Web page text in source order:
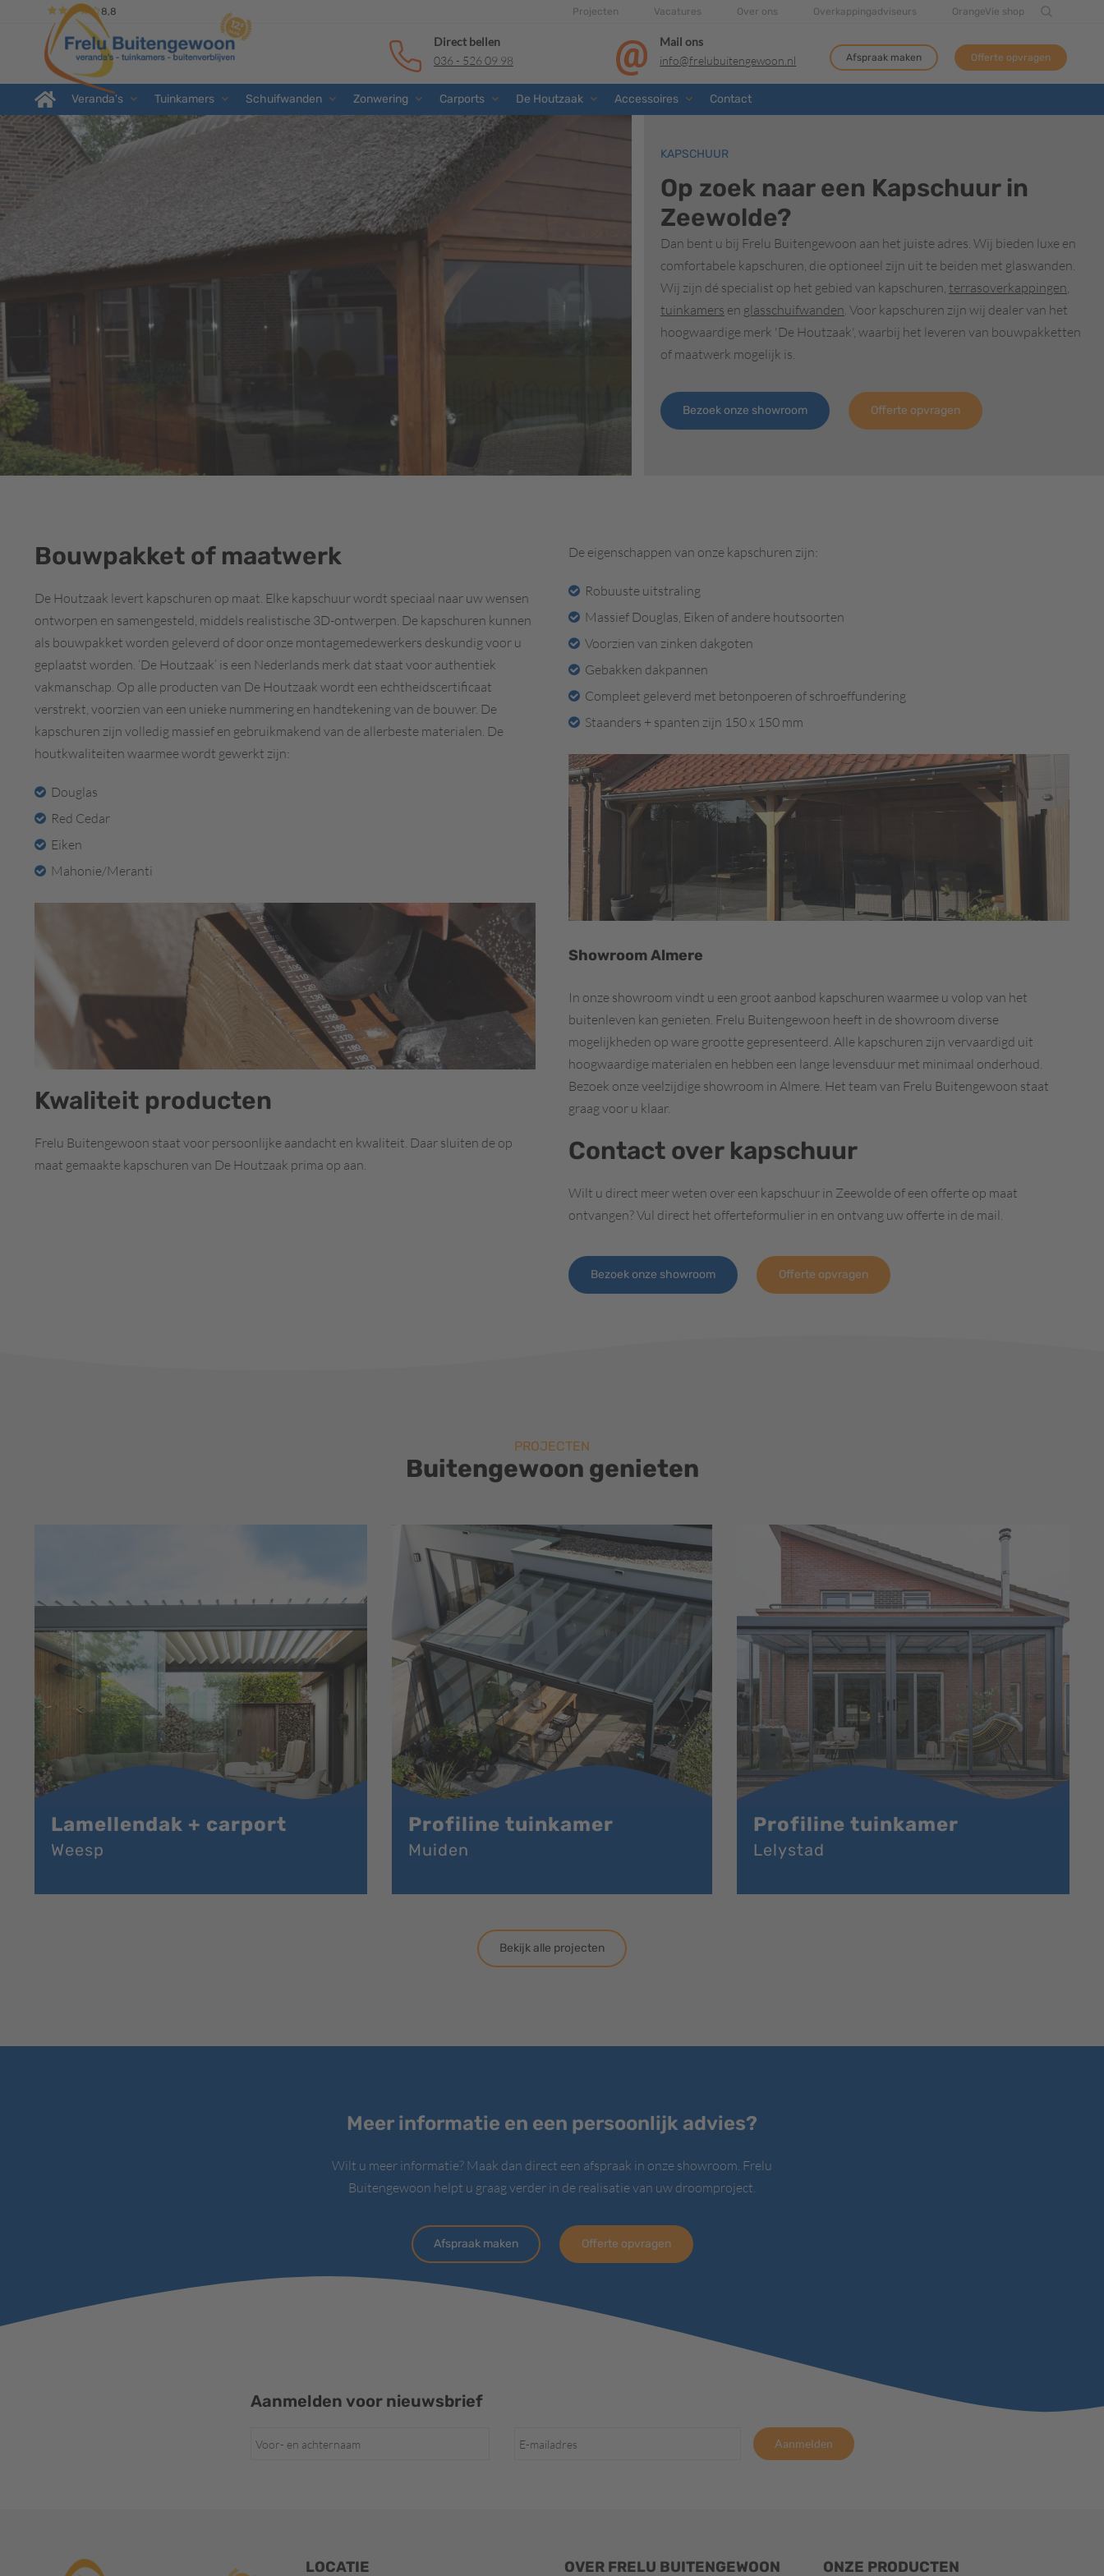
8,8 Projecten Vacatures Over ons Overkappingadviseurs OrangeVie shop
Direct bellen
036 - 526 09 98
Mail ons
info@frelubuitengewoon.nl
Afspraak maken Offerte opvragen
Veranda's Tuinkamers Schuifwanden Zonwering Carports De Houtzaak Accessoires Contact
KAPSCHUUR
Op zoek naar een Kapschuur in
Zeewolde?
Dan bent u bij Frelu Buitengewoon aan het juiste adres. Wij bieden luxe en
comfortabele kapschuren, die optioneel zijn uit te beiden met glaswanden.
Wij zijn dé specialist op het gebied van kapschuren, terrasoverkappingen,
tuinkamers en glasschuifwanden. Voor kapschuren zijn wij dealer van het
hoogwaardige merk 'De Houtzaak', waarbij het leveren van bouwpakketten
of maatwerk mogelijk is.
Bezoek onze showroom Offerte opvragen
Bouwpakket of maatwerk
De Houtzaak levert kapschuren op maat. Elke kapschuur wordt speciaal naar uw wensen
ontworpen en samengesteld, middels realistische 3D-ontwerpen. De kapschuren kunnen
als bouwpakket worden geleverd of door onze montagemedewerkers deskundig voor u
geplaatst worden. ‘De Houtzaak’ is een Nederlands merk dat staat voor authentiek
vakmanschap. Op alle producten van De Houtzaak wordt een echtheidscertificaat
verstrekt, voorzien van een unieke nummering en handtekening van de bouwer. De
kapschuren zijn volledig massief en gebruikmakend van de allerbeste materialen. De
houtkwaliteiten waarmee wordt gewerkt zijn:
Douglas
Red Cedar
Eiken
Mahonie/Meranti
Kwaliteit producten
Frelu Buitengewoon staat voor persoonlijke aandacht en kwaliteit. Daar sluiten de op
maat gemaakte kapschuren van De Houtzaak prima op aan.
De eigenschappen van onze kapschuren zijn:
Robuuste uitstraling
Massief Douglas, Eiken of andere houtsoorten
Voorzien van zinken dakgoten
Gebakken dakpannen
Compleet geleverd met betonpoeren of schroeffundering
Staanders + spanten zijn 150 x 150 mm
Showroom Almere
In onze showroom vindt u een groot aanbod kapschuren waarmee u volop van het
buitenleven kan genieten. Frelu Buitengewoon heeft in de showroom diverse
mogelijkheden op ware grootte gepresenteerd. Alle kapschuren zijn vervaardigd uit
hoogwaardige materialen en hebben een lange levensduur met minimaal onderhoud.
Bezoek onze veelzijdige showroom in Almere. Het team van Frelu Buitengewoon staat
graag voor u klaar.
Contact over kapschuur
Wilt u direct meer weten over een kapschuur in Zeewolde of een offerte op maat
ontvangen? Vul direct het offerteformulier in en ontvang uw offerte in de mail.
Bezoek onze showroom Offerte opvragen
PROJECTEN
Buitengewoon genieten
Lamellendak + carport
Weesp
Profiline tuinkamer
Muiden
Profiline tuinkamer
Lelystad
Bekijk alle projecten
Meer informatie en een persoonlijk advies?
Wilt u meer informatie? Maak dan direct een afspraak in onze showroom. Frelu
Buitengewoon helpt u graag verder in de realisatie van uw droomproject.
Afspraak maken Offerte opvragen
Aanmelden voor nieuwsbrief
Aanmelden
LOCATIE OVER FRELU BUITENGEWOON ONZE PRODUCTEN